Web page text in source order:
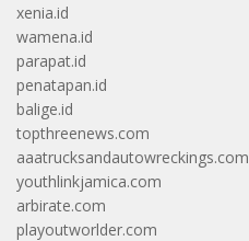
xenia.id
wamena.id
parapat.id
penatapan.id
balige.id
topthreenews.com
aaatrucksandautowreckings.com
youthlinkjamica.com
arbirate.com
playoutworlder.com